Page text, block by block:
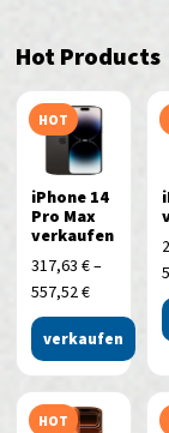
Hot Products
HOT
iPhone 14
Pro Max
verkaufen
317,63€–
557,52€
verkaufen
HOT